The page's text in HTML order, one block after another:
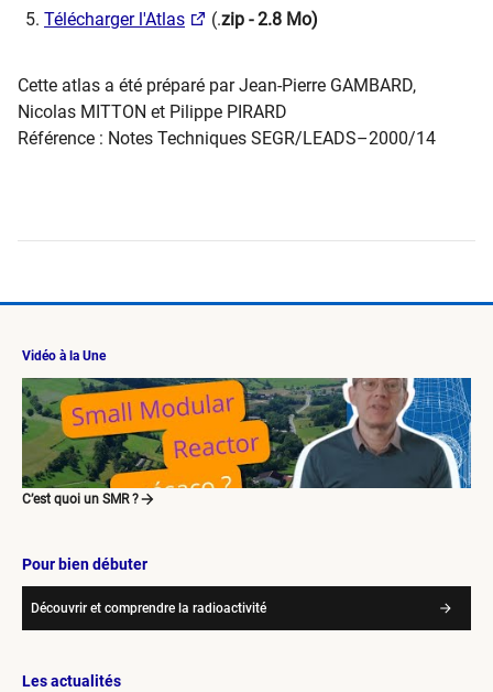
Télécharger l'Atlas
(.zip - 2.8 Mo)
Cette atlas a été préparé par Jean-Pierre GAMBARD,
Nicolas MITTON et Pilippe PIRARD
Référence : Notes Techniques SEGR/LEADS–2000/14
Vidéo à la Une
C’est quoi un SMR ?
Pour bien débuter
Découvrir et comprendre la radioactivité
Les actualités